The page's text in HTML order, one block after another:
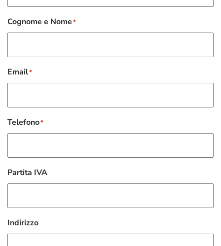
Cognome e Nome*
Email*
Telefono*
Partita IVA
Indirizzo